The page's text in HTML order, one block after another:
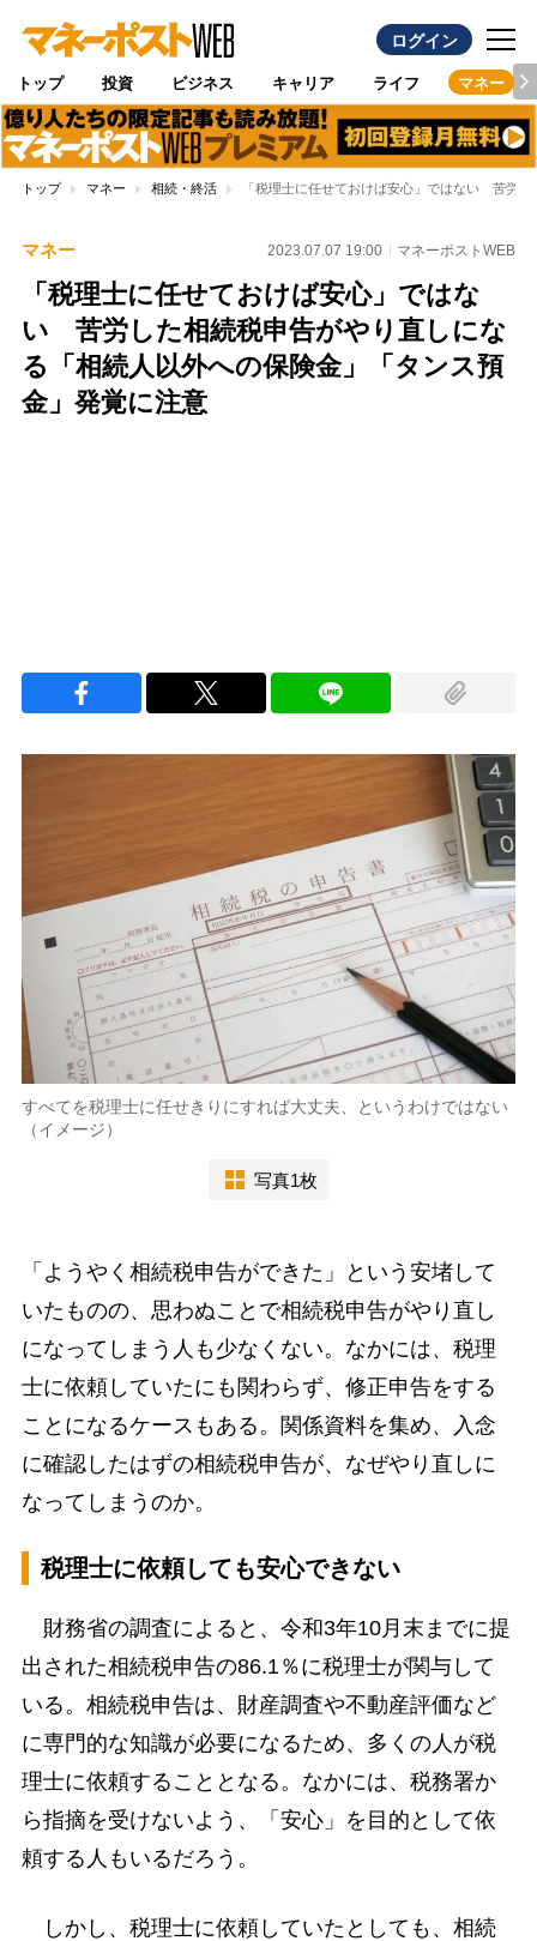
ログイン
トップ 投資 ビジネス キャリア ライフ マネー
トップ マネー 相続・終活 「税理士に任せておけば安心」ではない 苦労
マネー 2023.07.07 19:00 マネーポストWEB
「税理士に任せておけば安心」ではな
い 苦労した相続税申告がやり直しにな
る「相続人以外への保険金」「タンス預
金」発覚に注意
すべてを税理士に任せきりにすれば大丈夫、というわけではない
（イメージ）
写真1枚
「ようやく相続税申告ができた」という安堵して
いたものの、思わぬことで相続税申告がやり直し
になってしまう人も少なくない。なかには、税理
士に依頼していたにも関わらず、修正申告をする
ことになるケースもある。関係資料を集め、入念
に確認したはずの相続税申告が、なぜやり直しに
なってしまうのか。
税理士に依頼しても安心できない
財務省の調査によると、令和3年10月末までに提
出された相続税申告の86.1％に税理士が関与して
いる。相続税申告は、財産調査や不動産評価など
に専門的な知識が必要になるため、多くの人が税
理士に依頼することとなる。なかには、税務署か
ら指摘を受けないよう、「安心」を目的として依
頼する人もいるだろう。
しかし、税理士に依頼していたとしても、相続